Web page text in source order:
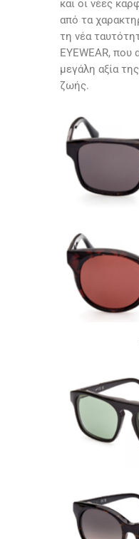
και οι νέες
από τα
τη νέα
EYEWEAR, που
μεγάλη αξία
ζωής.